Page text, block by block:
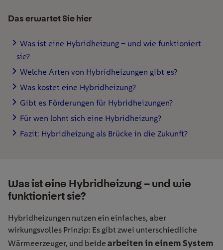
Das erwartet Sie hier
Was ist eine Hybridheizung – und wie funktioniert
sie?
Welche Arten von Hybridheizungen gibt es?
Was kostet eine Hybridheizung?
Gibt es Förderungen für Hybridheizungen?
Für wen lohnt sich eine Hybridheizung?
Fazit: Hybridheizung als Brücke in die Zukunft?
Was ist eine Hybridheizung – und wie
funktioniert sie?
Hybridheizungen nutzen ein einfaches, aber
wirkungsvolles Prinzip: Es gibt zwei unterschiedliche
Wärmeerzeuger, und beide arbeiten in einem System